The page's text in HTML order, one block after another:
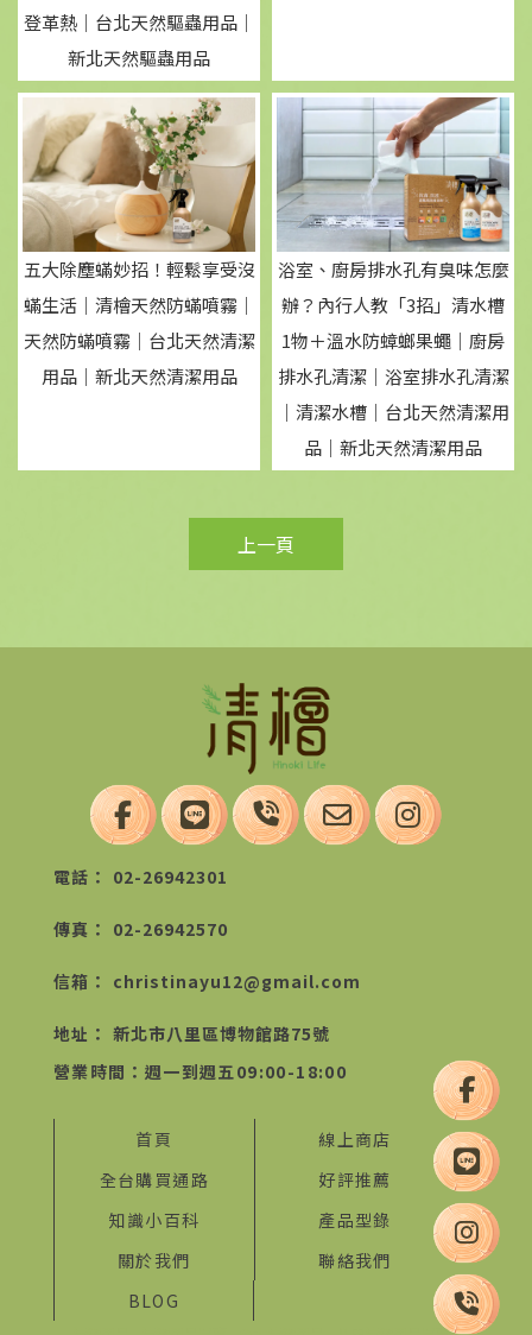
登革熱｜台北天然驅蟲用品｜
新北天然驅蟲用品
五大除塵蟎妙招！輕鬆享受沒
蟎生活｜清檜天然防蟎噴霧｜
天然防蟎噴霧｜台北天然清潔
用品｜新北天然清潔用品
浴室、廚房排水孔有臭味怎麼
辦？內行人教「3招」清水槽
1物＋溫水防蟑螂果蠅｜廚房
排水孔清潔｜浴室排水孔清潔
｜清潔水槽｜台北天然清潔用
品｜新北天然清潔用品
上一頁
02-26942301
02-26942570
christinayu12@gmail.com
新北市八里區博物館路75號
首頁
線上商店
全台購買通路
好評推薦
知識小百科
產品型錄
關於我們
聯絡我們
BLOG